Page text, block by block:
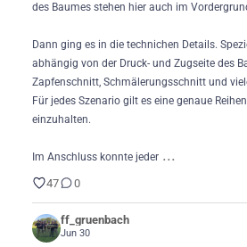
des Baumes stehen hier auch im
Dann ging es in die technichen Details.
abhängig von der Druck- und Zugseite des
Zapfenschnitt, Schmälerungsschnitt und
Für jedes Szenario gilt es eine genaue
einzuhalten.
Im Anschluss konnte jeder ...
47 0
ff_gruenbach
Jun 30